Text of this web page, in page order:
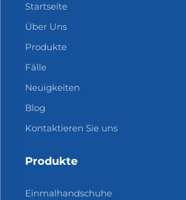
Startseite
Über Uns
Produkte
Fälle
Neuigkeiten
Blog
Kontaktieren Sie uns
Produkte
Einmalhandschuhe